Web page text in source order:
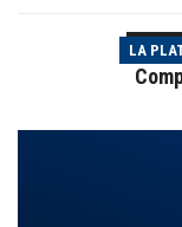
LA